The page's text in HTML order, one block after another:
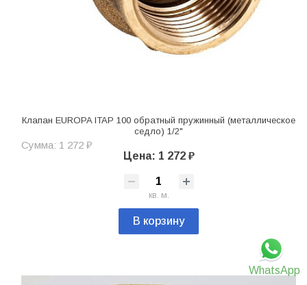
WhatsApp
Клапан EUROPA ITAP 100 обратный пружинный (металлическое
седло) 1/2"
Сумма: 1 272 ₽
Цена: 1 272 ₽
кв. м.
В корзину